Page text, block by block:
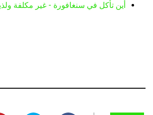
أين تأكل في سنغافورة - غير مكلفة